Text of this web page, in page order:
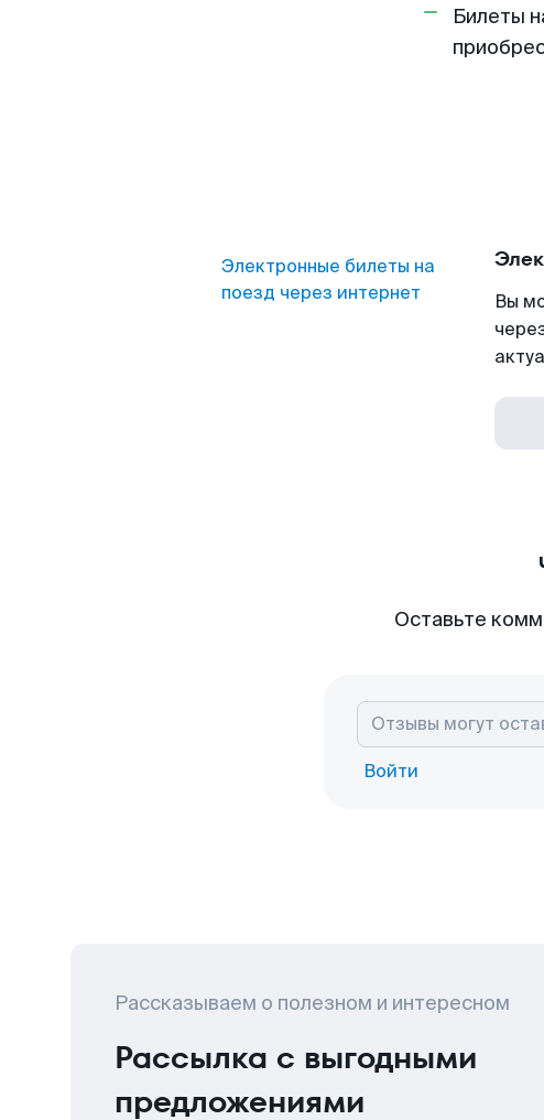
Билеты
Электронные билеты на
поезд через интернет
Вы
Оставьте
Войти
Рассказываем о полезном и интересном
Рассылка с выгодными
предложениями